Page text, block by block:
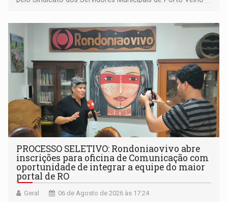
PROCESSO SELETIVO: Rondoniaovivo abre
inscrições para oficina de Comunicação com
oportunidade de integrar a equipe do maior
portal de RO
Geral 06 de Agosto de 2026 às 17:24